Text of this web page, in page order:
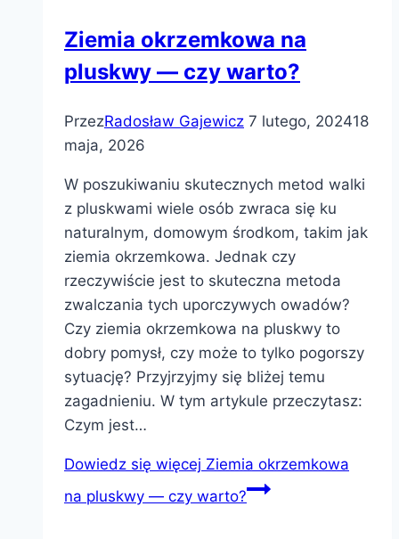
Ziemia okrzemkowa na
pluskwy — czy warto?
PrzezRadosław Gajewicz 7 lutego, 202418
maja, 2026
W poszukiwaniu skutecznych metod walki
z pluskwami wiele osób zwraca się ku
naturalnym, domowym środkom, takim jak
ziemia okrzemkowa. Jednak czy
rzeczywiście jest to skuteczna metoda
zwalczania tych uporczywych owadów?
Czy ziemia okrzemkowa na pluskwy to
dobry pomysł, czy może to tylko pogorszy
sytuację? Przyjrzyjmy się bliżej temu
zagadnieniu. W tym artykule przeczytasz:
Czym jest…
Dowiedz się więcej Ziemia okrzemkowa
na pluskwy — czy warto?